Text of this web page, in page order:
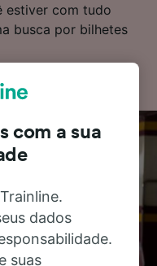
estiver com tudo
busca por bilhetes
com a sua
dados
suas